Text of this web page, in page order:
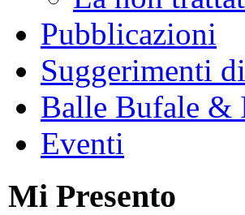
Pubblicazioni
Suggerimenti
Balle Bufale &
Eventi
Mi Presento